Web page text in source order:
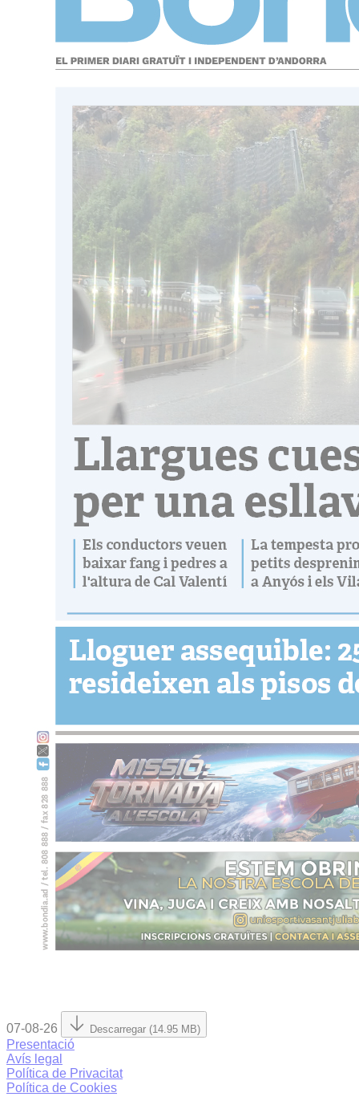
07-08-26 Descarregar (14.95 MB)
Presentació
Avís legal
Política de Privacitat
Política de Cookies